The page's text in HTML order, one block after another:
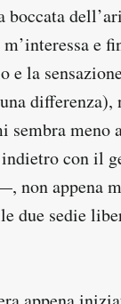
boccata
e
e la
differenza),
sembra meno
con il
non appena
due sedie